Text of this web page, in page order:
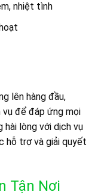
nhiệt tình
lên hàng đầu,
để đáp ứng mọi
hài lòng với dịch vụ
hỗ trợ và giải quyết
Tận Nơi